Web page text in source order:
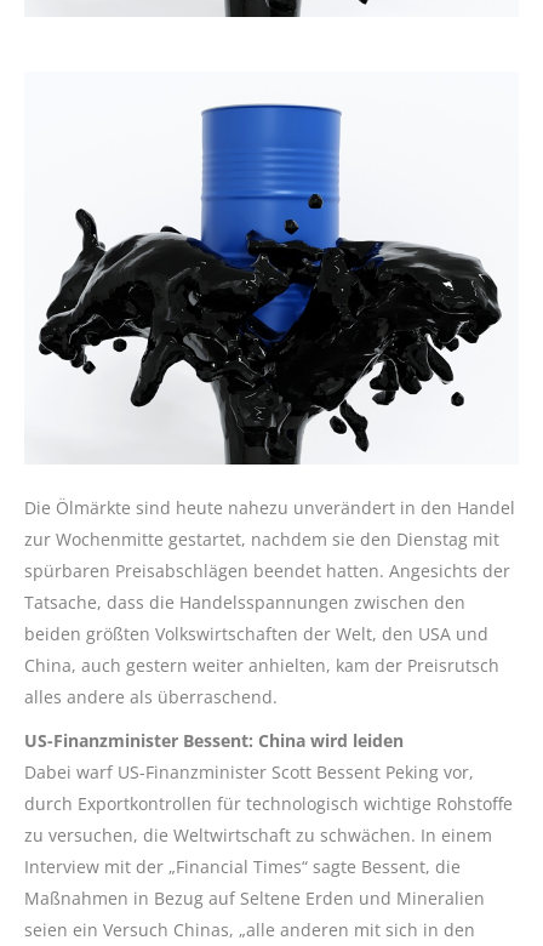
Die Ölmärkte sind heute nahezu unverändert in den Handel
zur Wochenmitte gestartet, nachdem sie den Dienstag mit
spürbaren Preisabschlägen beendet hatten. Angesichts der
Tatsache, dass die Handelsspannungen zwischen den
beiden größten Volkswirtschaften der Welt, den USA und
China, auch gestern weiter anhielten, kam der Preisrutsch
alles andere als überraschend.
US-Finanzminister Bessent: China wird leiden
Dabei warf US-Finanzminister Scott Bessent Peking vor,
durch Exportkontrollen für technologisch wichtige Rohstoffe
zu versuchen, die Weltwirtschaft zu schwächen. In einem
Interview mit der „Financial Times“ sagte Bessent, die
Maßnahmen in Bezug auf Seltene Erden und Mineralien
seien ein Versuch Chinas, „alle anderen mit sich in den